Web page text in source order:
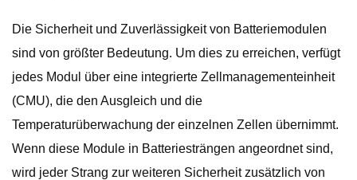
Die Sicherheit und Zuverlässigkeit von Batteriemodulen
sind von größter Bedeutung. Um dies zu erreichen, verfügt
jedes Modul über eine integrierte Zellmanagementeinheit
(CMU), die den Ausgleich und die
Temperaturüberwachung der einzelnen Zellen übernimmt.
Wenn diese Module in Batteriesträngen angeordnet sind,
wird jeder Strang zur weiteren Sicherheit zusätzlich von